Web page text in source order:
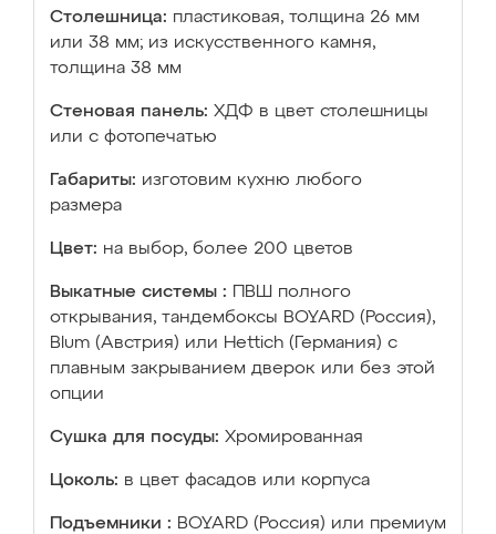
Столешница: пластиковая, толщина 26 мм
или 38 мм; из искусственного камня,
толщина 38 мм
Стеновая панель: ХДФ в цвет столешницы
или с фотопечатью
Габариты: изготовим кухню любого
размера
Цвет: на выбор, более 200 цветов
Выкатные системы :
ПВШ полного
открывания, тандембоксы BOYARD (Россия),
Blum (Австрия) или Hettich (Германия) с
плавным закрыванием дверок или без этой
опции
Сушка для посуды: Хромированная
Цоколь: в цвет фасадов или корпуса
Подъемники : BOYARD (Россия) или премиум